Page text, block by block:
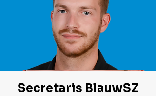
Secretaris BlauwSZ